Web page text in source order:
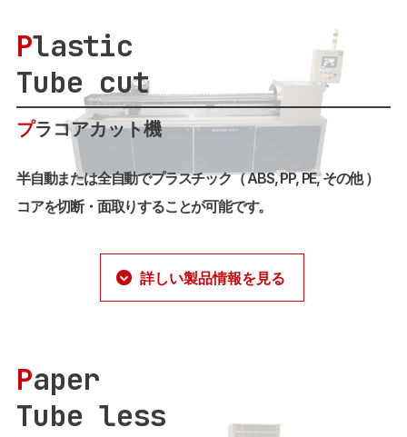
Plastic
Tube cut
プラコアカット機
半自動または全自動でプラスチック（ ABS, PP, PE, その他 ）
コアを切断・面取りすることが可能です。
詳しい製品情報を見る
Paper
Tube less